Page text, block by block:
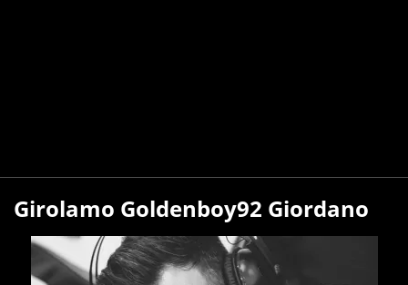
Girolamo Goldenboy92 Giordano